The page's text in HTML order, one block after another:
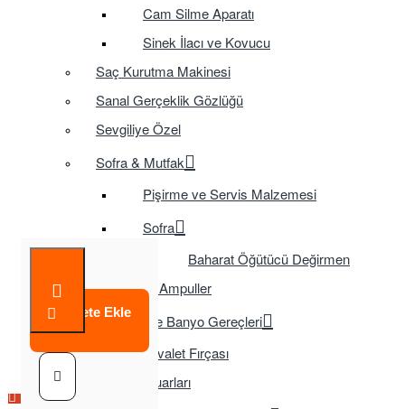
Cam Silme Aparatı
Sinek İlacı ve Kovucu
Saç Kurutma Makinesi
Sanal Gerçeklik Gözlüğü
Sevgiliye Özel
Sofra & Mutfak
Pişirme ve Servis Malzemesi
Sofra
Baharat Öğütücü Değirmen
Tasarruflu Ampuller
Temizlik ve Banyo Gereçleri
Tuvalet Fırçası
TV Aksesuarları
Sepete Ekle
Çok Satılan Ürün